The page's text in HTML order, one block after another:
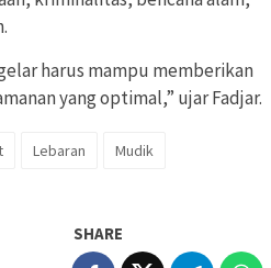
harus mampu memberikan
yang optimal,” ujar Fadjar.
Lebaran
Mudik
SHARE